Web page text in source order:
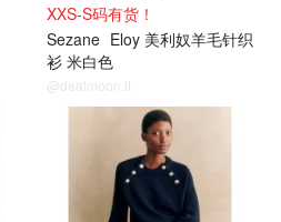
XXS-S码有货！
Sezane Eloy 美利奴羊毛针织
衫 米白色
@dealmoon.it